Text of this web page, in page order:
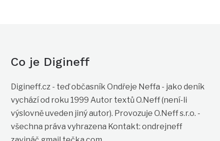
Co je Digineff
Digineff.cz - teď občasník Ondřeje Neffa - jako deník
vychází od roku 1999 Autor textů O.Neff (není-li
výslovně uveden jiný autor). Provozuje O.Neff s.r.o. -
všechna práva vyhrazena Kontakt: ondrejneff